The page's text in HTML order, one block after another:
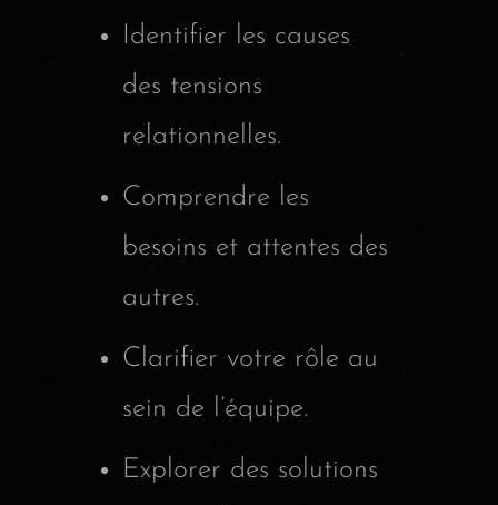
Identifier les causes
des tensions
relationnelles.
Comprendre les
besoins et attentes des
autres.
Clarifier votre rôle au
sein de l’équipe.
Explorer des solutions